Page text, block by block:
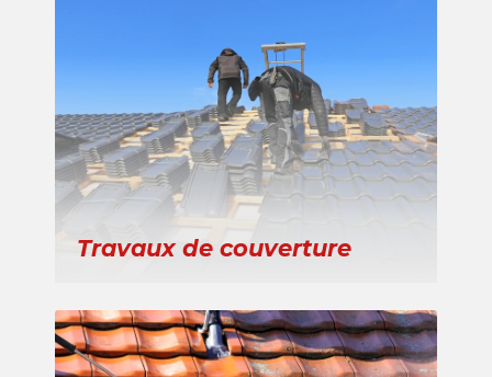
Travaux de couverture